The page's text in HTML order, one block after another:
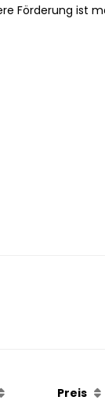
Förderung ist
Preis